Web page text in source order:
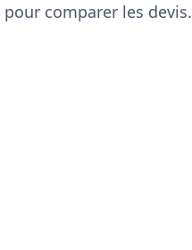
pour comparer les devis.